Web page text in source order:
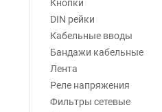
Кнопки
DIN рейки
Кабельные вводы
Бандажи кабельные
Лента
Реле напряжения
Фильтры сетевые